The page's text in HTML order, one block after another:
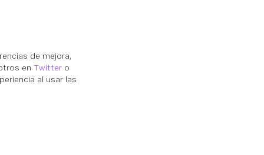
de mejora,
en Twitter o
al usar las